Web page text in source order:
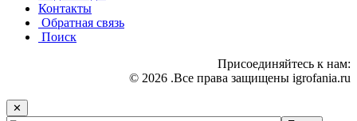
Контакты
Обратная связь
Поиск
Присоединяйтесь к нам:
© 2026 .Все права защищены igrofania.ru
✕